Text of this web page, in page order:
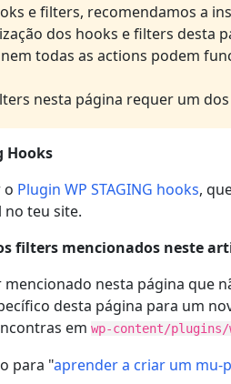
e filters, recomendamos a
dos hooks e filters desta
todas as actions podem
nesta página requer um
Hooks
o Plugin WP STAGING hooks,
no teu site.
filters mencionados neste
nesta página que
desta página para um
em wp-content/
para "aprender a criar um mu-